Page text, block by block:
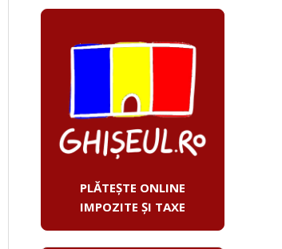
PLĂTEȘTE ONLINE
IMPOZITE ȘI TAXE